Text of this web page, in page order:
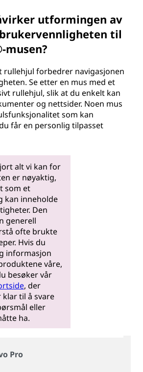
utformingen av
til
rullehjul forbedrer navigasjonen
Se etter en mus med et
rullehjul, slik at du enkelt kan
og nettsider. Noen mus
som kan
får en personlig tilpasset
alt vi kan for
er nøyaktig,
som et
kan inneholde
Den
generell
ofte brukte
Hvis du
informasjon
våre,
besøker vår
, der
til å svare
eller
ha.
Pro